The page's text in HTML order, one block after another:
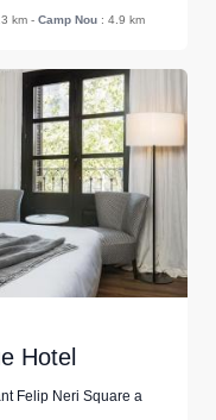
km - Camp Nou : 4.9 km
Hotel
Felip Neri Square a